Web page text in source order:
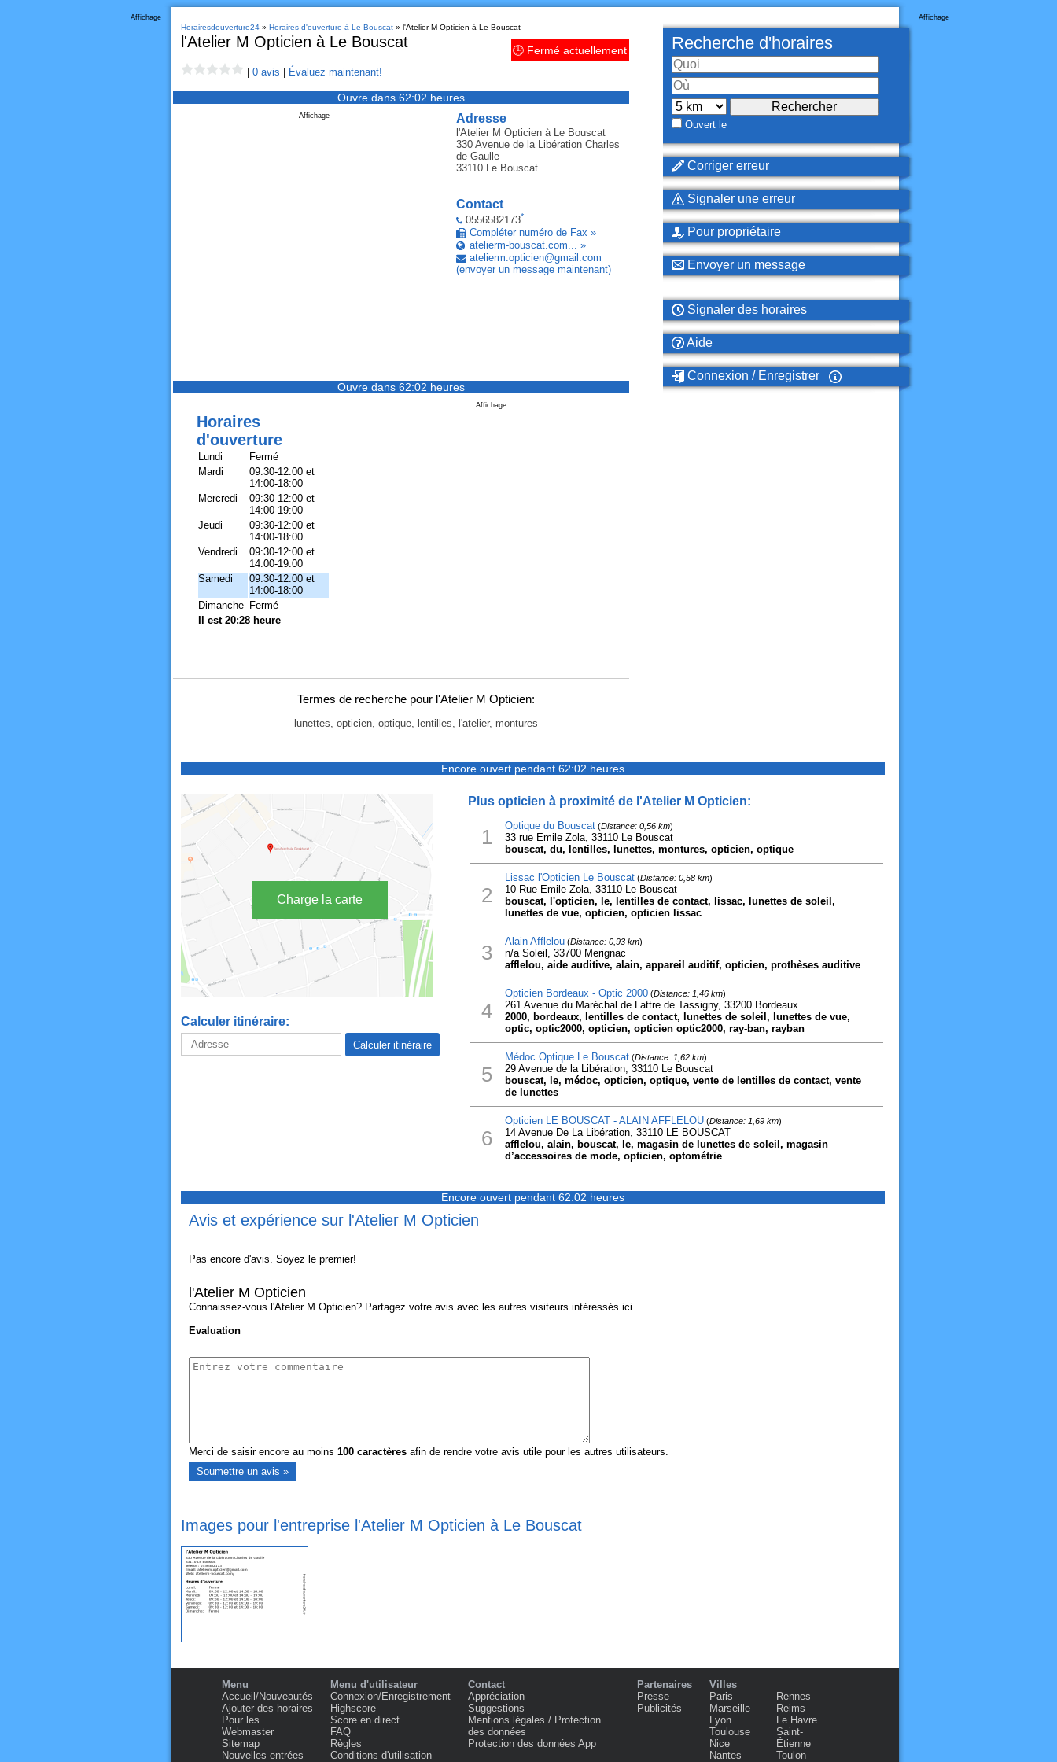
Affichage
Horairesdouverture24» Horaires d'ouverture à Le Bouscat» l'Atelier M Opticien à Le Bouscat
l'Atelier M Opticien à Le Bouscat 🕒 Fermé actuellement
0 avis Évaluez maintenant!
Ouvre dans 62:02 heures
Adresse
l'Atelier M Opticienà Le Bouscat
330 Avenue de la Libération Charles
de Gaulle
33110 Le Bouscat
Contact
0556582173*
Compléter numéro de Fax »
atelierm-bouscat.com... »
atelierm.opticien@gmail .com
(envoyer un message maintenant)
Affichage
Ouvre dans 62:02 heures
Affichage
Horaires
d'ouverture
Lundi
Fermé
Mardi
09:30-12:00 et
14:00-18:00
Mercredi
09:30-12:00 et
14:00-19:00
Jeudi
09:30-12:00 et
14:00-18:00
Vendredi
09:30-12:00 et
14:00-19:00
Samedi
09:30-12:00 et
14:00-18:00
Dimanche
Fermé
Il est 20:28 heure
Termes de recherche pour l'Atelier M Opticien:
lunettes, opticien, optique, lentilles, l'atelier, montures
Affichage
Recherche d'horaires
Ouvert le
Corriger erreur
Signaler une erreur
Pour propriétaire
Envoyer un message
Signaler des horaires
Aide
Connexion / Enregistrer
Encore ouvert pendant 62:02 heures
Charge la carte
Calculer itinéraire:
Plus opticien à proximité de l'Atelier M Opticien:
1 Optique du Bouscat(Distance: 0,56 km)
33 rue Emile Zola, 33110 Le Bouscat
bouscat, du, lentilles, lunettes, montures, opticien, optique
2
Lissac l'Opticien Le Bouscat(Distance: 0,58 km)
10 Rue Emile Zola, 33110 Le Bouscat
bouscat, l'opticien, le, lentilles de contact, lissac, lunettes de soleil,
lunettes de vue, opticien, opticien lissac
3 Alain Afflelou(Distance: 0,93 km)
n/a Soleil, 33700 Merignac
afflelou, aide auditive, alain, appareil auditif, opticien, prothèses auditive
4
Opticien Bordeaux - Optic 2000(Distance: 1,46 km)
261 Avenue du Maréchal de Lattre de Tassigny, 33200 Bordeaux
2000, bordeaux, lentilles de contact, lunettes de soleil, lunettes de vue,
optic, optic2000, opticien, opticien optic2000, ray-ban, rayban
5
Médoc Optique Le Bouscat(Distance: 1,62 km)
29 Avenue de la Libération, 33110 Le Bouscat
bouscat, le, médoc, opticien, optique, vente de lentilles de contact, vente
de lunettes
6
Opticien LE BOUSCAT - ALAIN AFFLELOU(Distance: 1,69 km)
14 Avenue De La Libération, 33110 LE BOUSCAT
afflelou, alain, bouscat, le, magasin de lunettes de soleil, magasin
d’accessoires de mode, opticien, optométrie
Encore ouvert pendant 62:02 heures
Avis et expérience sur l'Atelier M Opticien
Pas encore d'avis. Soyez le premier!
l'Atelier M Opticien
Connaissez-vous l'Atelier M Opticien? Partagez votre avis avec les autres visiteurs intéressés ici.
Evaluation
Merci de saisir encore au moins 100caractèresafin de rendre votre avis utile pour les autres utilisateurs.
Images pour l'entreprise l'Atelier M Opticien à Le Bouscat
Menu
Accueil/Nouveautés
Ajouter des horaires
Pour les
Webmaster
Sitemap
Nouvelles entrées
Menu d'utilisateur
Connexion/Enregistrement
Highscore
Score en direct
FAQ
Règles
Conditions d'utilisation
Contact
Appréciation
Suggestions
Mentions légales / Protection
des données
Protection des données App
Partenaires
Presse
Publicités
Villes
Paris
Marseille
Lyon
Toulouse
Nice
Nantes
Rennes
Reims
Le Havre
Saint-
Étienne
Toulon